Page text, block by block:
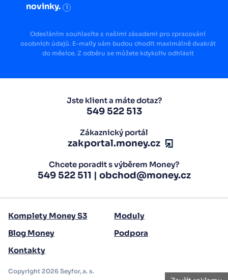
Propojte své účetnictví s podnikáním
novinky.
i
Odesláním souhlasíte s našimi zásadami pro zpracování
osobních údajů. E-maily vám budou chodit maximálně dvakrát
do měsíce. Z odběru se můžete kdykoliv odhlásit
Jste klient a máte dotaz?
549 522 513
Zákaznický portál
zakportal.money.cz
Chcete poradit s výběrem Money?
549 522 511 | obchod@money.cz
Komplety Money S3
Moduly
Blog Money
Podpora
Kontakty
Copyright 2026 Seyfor, a. s.